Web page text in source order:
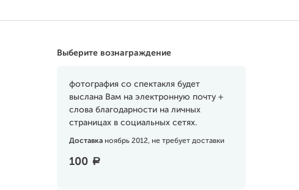
Выберите вознаграждение
фотография со спектакля будет
выслана Вам на электронную почту +
слова благодарности на личных
страницах в социальных сетях.
Доставка ноябрь 2012, не требует доставки
100 a